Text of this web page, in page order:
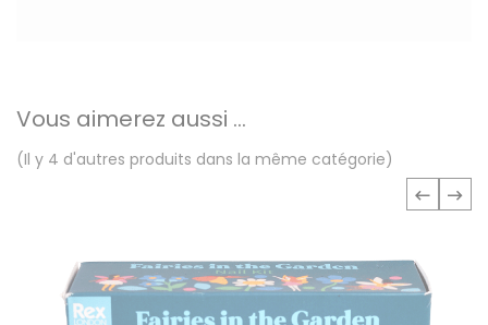
Vous aimerez aussi ...
(Il y 4 d'autres produits dans la même catégorie)